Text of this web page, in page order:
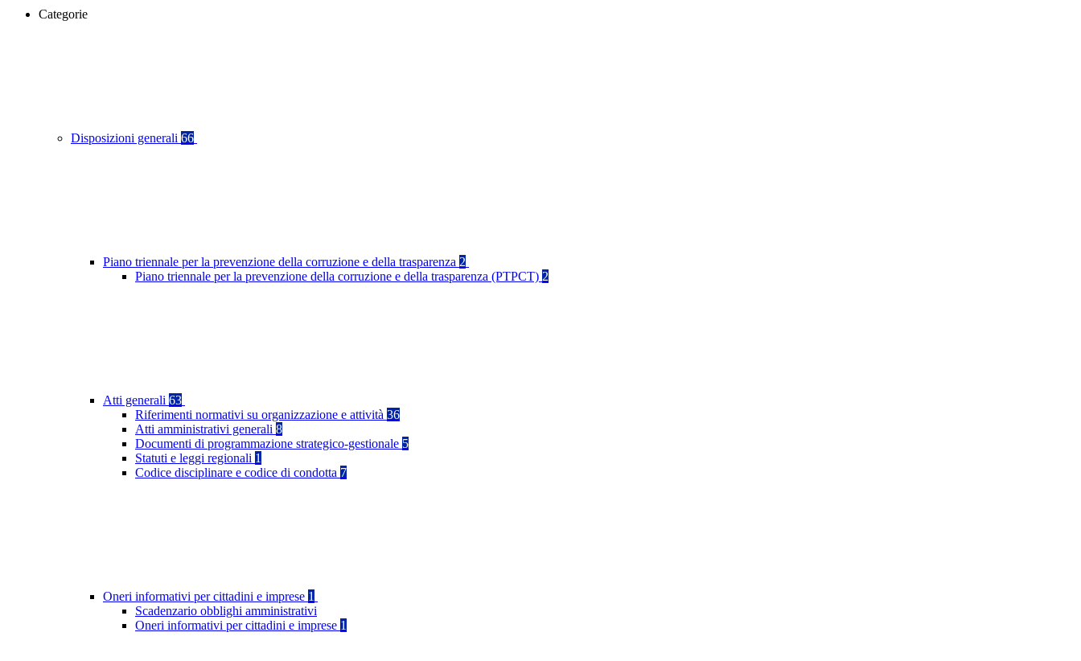
Categorie
Disposizioni generali 66
Piano triennale per la prevenzione della corruzione e della trasparenza 2
Piano triennale per la prevenzione della corruzione e della trasparenza (PTPCT) 2
Atti generali 63
Riferimenti normativi su organizzazione e attività 36
Atti amministrativi generali 8
Documenti di programmazione strategico-gestionale 5
Statuti e leggi regionali 1
Codice disciplinare e codice di condotta 7
Oneri informativi per cittadini e imprese 1
Scadenzario obblighi amministrativi
Oneri informativi per cittadini e imprese 1